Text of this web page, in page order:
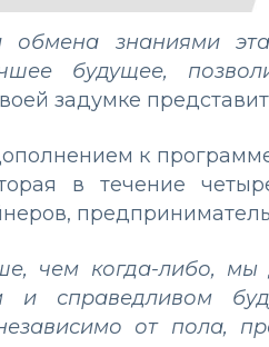
знаниями
будущее,
задумке
к
в течение
чем когда-либо, мы
и справедливом
от пола,